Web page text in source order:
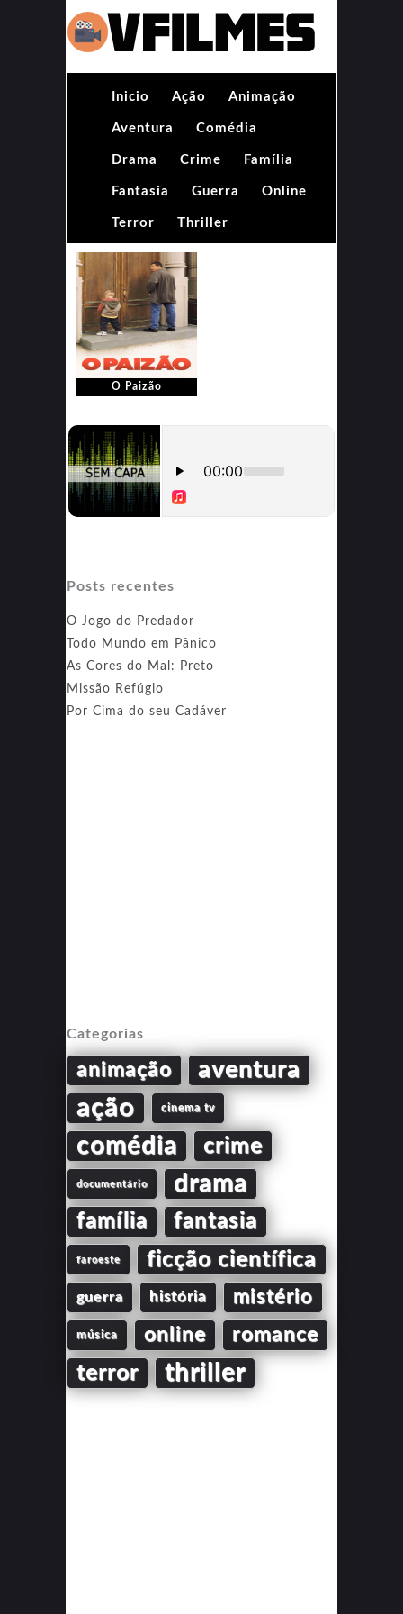
Inicio Ação Animação
Aventura Comédia
Drama Crime Família
Fantasia Guerra Online
Terror Thriller
O Paizão
Posts recentes
O Jogo do Predador
Todo Mundo em Pânico
As Cores do Mal: Preto
Missão Refúgio
Por Cima do seu Cadáver
Categorias
animação aventura
ação cinema tv
comédia crime
documentário drama
família fantasia
faroeste ficção científica
guerra história mistério
música online romance
terror thriller